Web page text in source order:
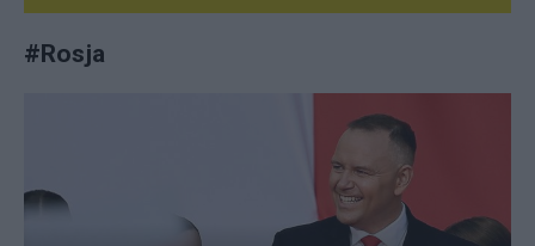
#Rosja